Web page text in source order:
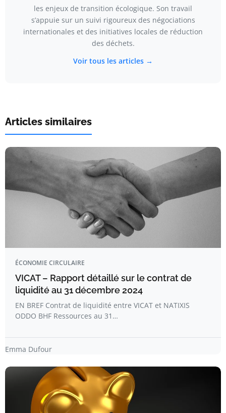
les enjeux de transition écologique. Son travail
s’appuie sur un suivi rigoureux des négociations
internationales et des initiatives locales de réduction
des déchets.
Voir tous les articles →
Articles similaires
ÉCONOMIE CIRCULAIRE
VICAT – Rapport détaillé sur le contrat de
liquidité au 31 décembre 2024
EN BREF Contrat de liquidité entre VICAT et NATIXIS
ODDO BHF Ressources au 31…
Emma Dufour